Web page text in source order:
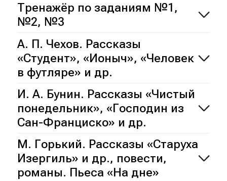
Тренажёр по заданиям №1,
№2, №3
А. П. Чехов. Рассказы
«Студент», «Ионыч», «Человек
в футляре» и др.
И. А. Бунин. Рассказы «Чистый
понедельник», «Господин из
Сан-Франциско» и др.
М. Горький. Рассказы «Старуха
Изергиль» и др., повести,
романы. Пьеса «На дне»